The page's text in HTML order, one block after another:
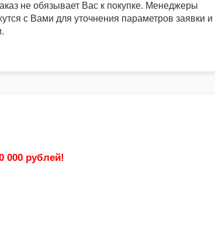
не обязывает Вас к покупке. Менеджеры
с Вами для уточнения параметров заявки и
000 рублей!